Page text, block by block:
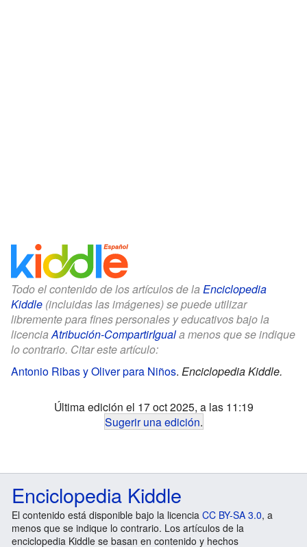
Todo el contenido de los artículos de la Enciclopedia
Kiddle (incluidas las imágenes) se puede utilizar
libremente para fines personales y educativos bajo la
licenciaAtribución-CompartirIguala menos que se indique
lo contrario. Citar este artículo:
Antonio Ribas y Oliver para Niños. Enciclopedia Kiddle.
Última edición el 17 oct 2025, a las 11:19
Sugerir una edición.
Enciclopedia Kiddle
El contenido está disponible bajo la licencia CC BY-SA 3.0, a
menos que se indique lo contrario. Los artículos de la
enciclopedia Kiddle se basan en contenido y hechos